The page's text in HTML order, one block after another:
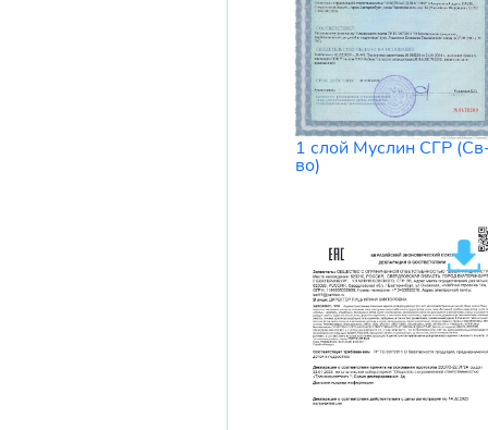
1 слой Муслин СГР
во)